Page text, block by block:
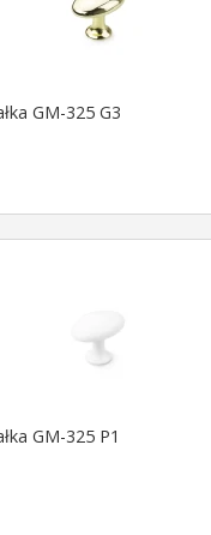
GM-325 G3
GM-325 P1